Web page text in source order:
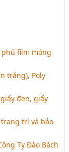
phủ film mỏng
trắng), Poly
đen, giấy
trí và bảo
Ty Đào Bách